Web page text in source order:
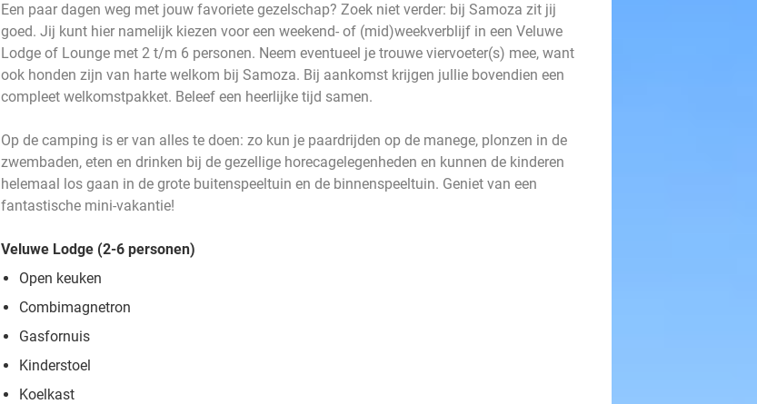
Een paar dagen weg met jouw favoriete gezelschap? Zoek niet verder: bij Samoza zit jij
goed. Jij kunt hier namelijk kiezen voor een weekend- of (mid)weekverblijf in een Veluwe
Lodge of Lounge met 2 t/m 6 personen. Neem eventueel je trouwe viervoeter(s) mee, want
ook honden zijn van harte welkom bij Samoza. Bij aankomst krijgen jullie bovendien een
compleet welkomstpakket. Beleef een heerlijke tijd samen.
Op de camping is er van alles te doen: zo kun je paardrijden op de manege, plonzen in de
zwembaden, eten en drinken bij de gezellige horecagelegenheden en kunnen de kinderen
helemaal los gaan in de grote buitenspeeltuin en de binnenspeeltuin. Geniet van een
fantastische mini-vakantie!
Veluwe Lodge (2-6 personen)
Open keuken
Combimagnetron
Gasfornuis
Kinderstoel
Koelkast